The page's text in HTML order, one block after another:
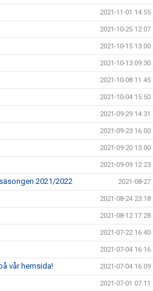
2021-11-01 14:55
2021-10-25 12:07
2021-10-15 13:00
2021-10-13 09:30
2021-10-08 11:45
2021-10-04 15:50
2021-09-29 14:31
2021-09-23 16:00
2021-09-20 13:00
2021-09-09 12:23
2021/2022 2021-08-27
2021-08-24 23:18
2021-08-12 17:28
2021-07-22 16:40
2021-07-04 16:16
vår hemsida! 2021-07-04 16:09
2021-07-01 07:11